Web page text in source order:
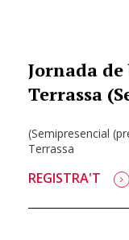
Jornada
Terrassa
(Semipresencial
Terrassa
REGISTRA'T